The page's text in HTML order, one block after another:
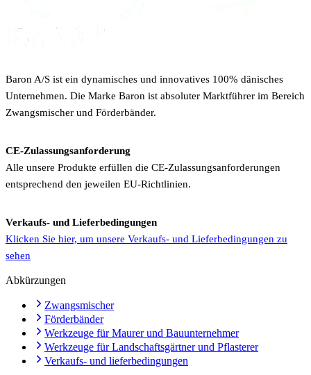
Baron A/S ist ein dynamisches und innovatives 100% dänisches
Unternehmen. Die Marke Baron ist absoluter Marktführer im Bereich
Zwangsmischer und Förderbänder.
CE-Zulassungsanforderung
Alle unsere Produkte erfüllen die CE-Zulassungsanforderungen
entsprechend den jeweilen EU-Richtlinien.
Verkaufs- und Lieferbedingungen
Klicken Sie hier, um unsere Verkaufs- und Lieferbedingungen zu
sehen
Abkürzungen
Zwangsmischer
Förderbänder
Werkzeuge für Maurer und Bauunternehmer
Werkzeuge für Landschaftsgärtner und Pflasterer
Verkaufs- und lieferbedingungen